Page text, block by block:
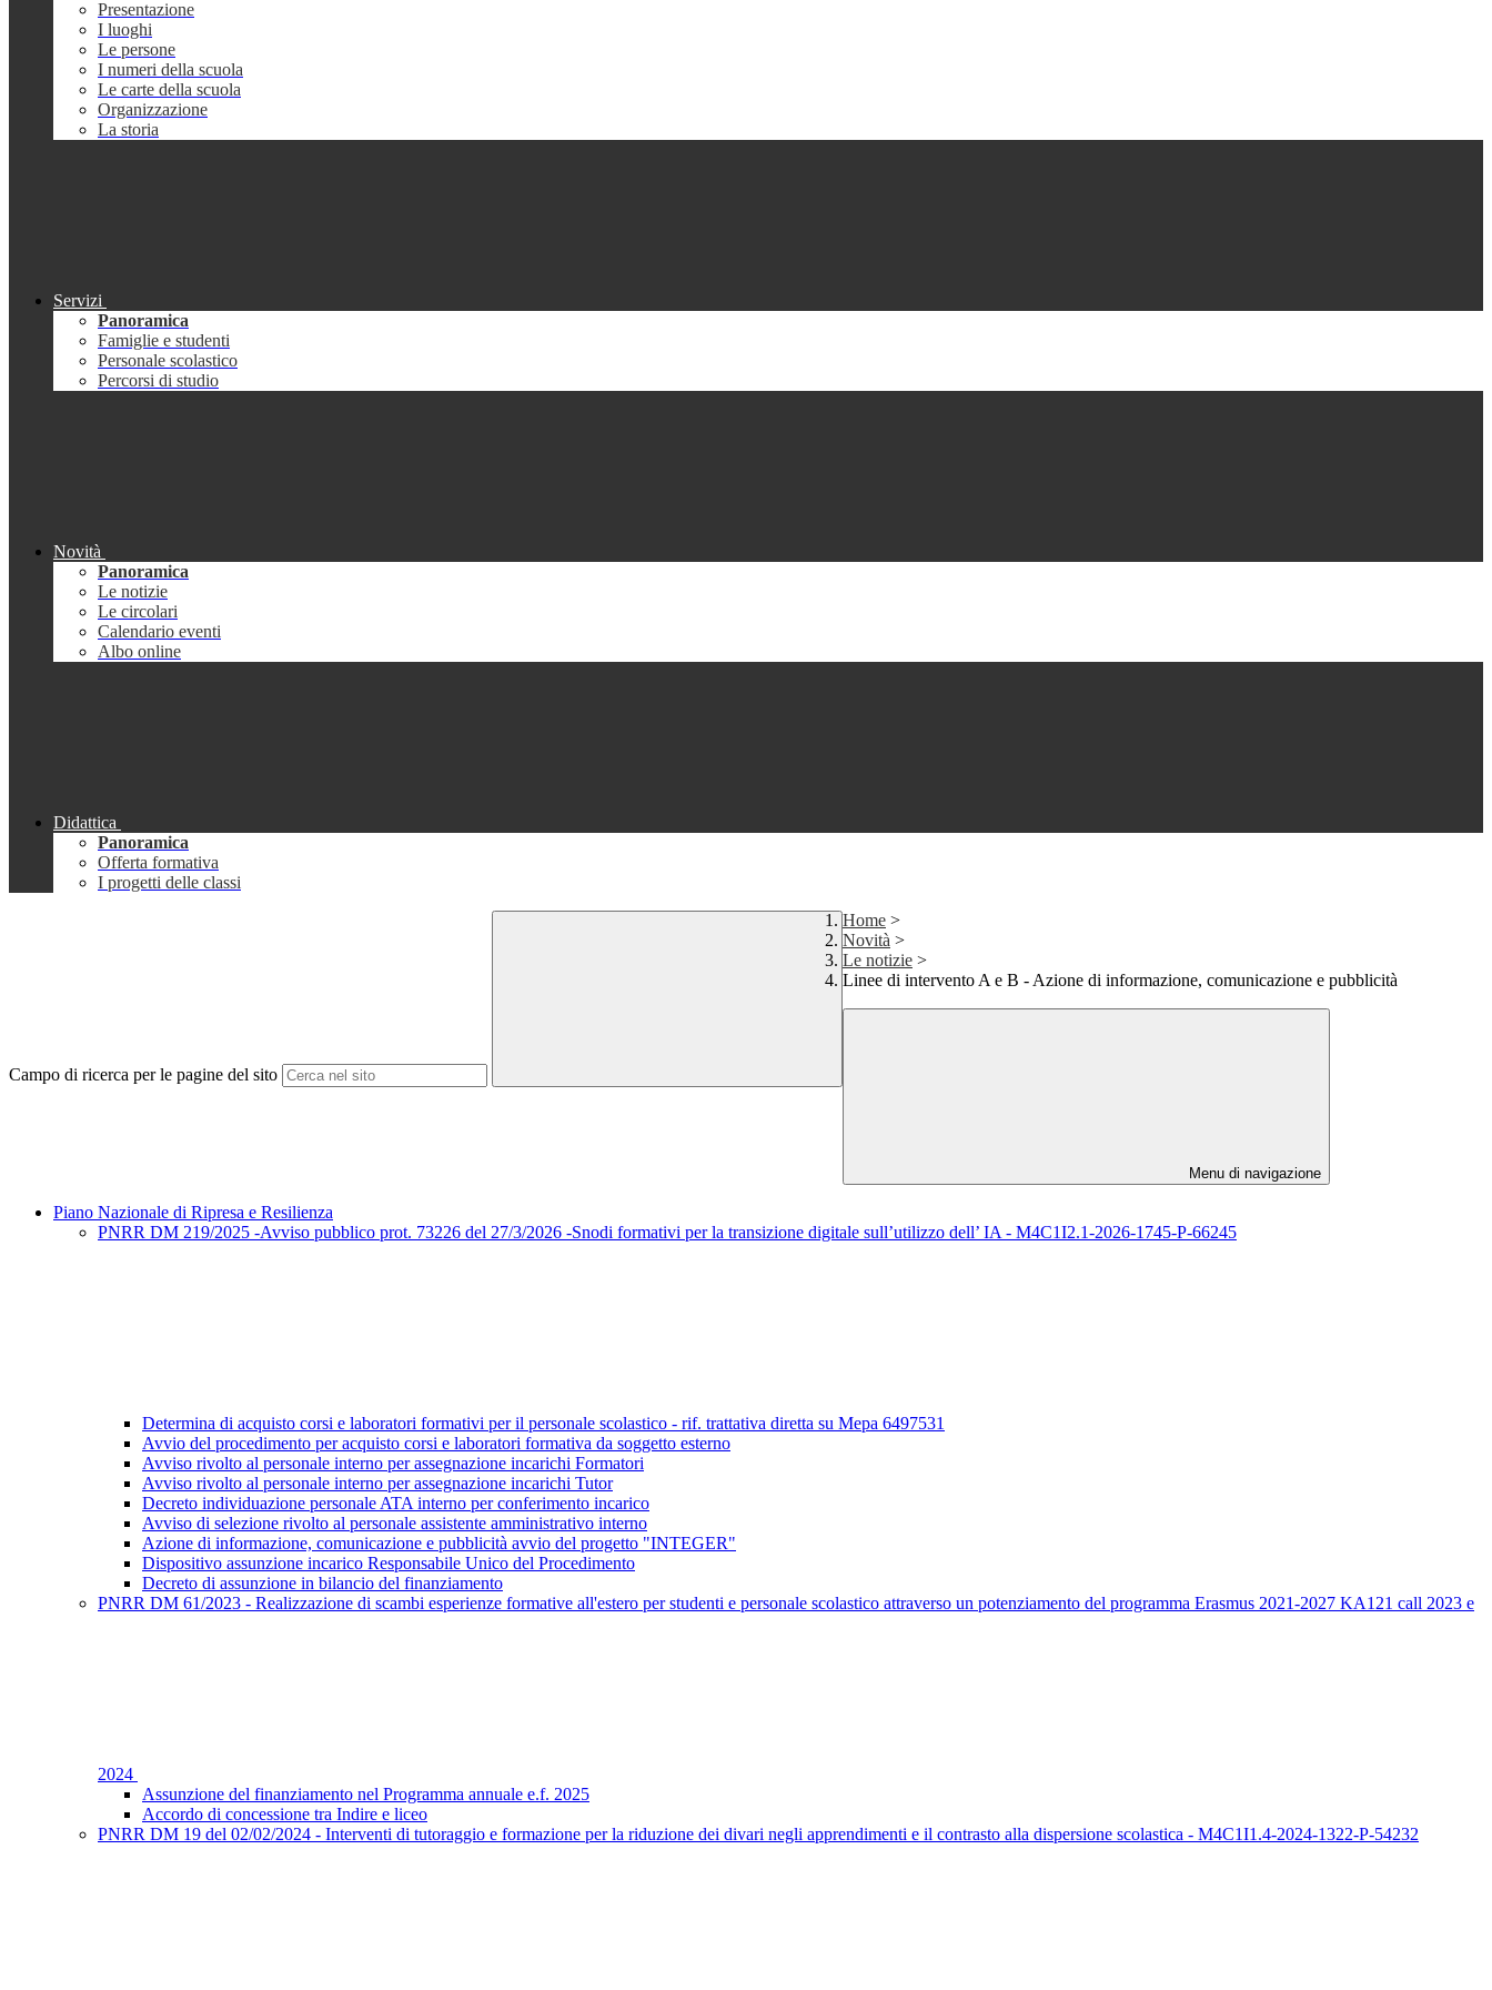
Presentazione
I luoghi
Le persone
I numeri della scuola
Le carte della scuola
Organizzazione
La storia
Servizi
Panoramica
Famiglie e studenti
Personale scolastico
Percorsi di studio
Novità
Panoramica
Le notizie
Le circolari
Calendario eventi
Albo online
Didattica
Panoramica
Offerta formativa
I progetti delle classi
Campo di ricerca per le pagine del sito
Home >
Novità >
Le notizie >
Linee di intervento A e B - Azione di informazione, comunicazione e pubblicità
Menu di navigazione
Piano Nazionale di Ripresa e Resilienza
PNRR DM 219/2025 -Avviso pubblico prot. 73226 del 27/3/2026 -Snodi formativi per la transizione digitale sull’utilizzo dell’ IA - M4C1I2.1-2026-1745-P-66245
Determina di acquisto corsi e laboratori formativi per il personale scolastico - rif. trattativa diretta su Mepa 6497531
Avvio del procedimento per acquisto corsi e laboratori formativa da soggetto esterno
Avviso rivolto al personale interno per assegnazione incarichi Formatori
Avviso rivolto al personale interno per assegnazione incarichi Tutor
Decreto individuazione personale ATA interno per conferimento incarico
Avviso di selezione rivolto al personale assistente amministrativo interno
Azione di informazione, comunicazione e pubblicità avvio del progetto "INTEGER"
Dispositivo assunzione incarico Responsabile Unico del Procedimento
Decreto di assunzione in bilancio del finanziamento
PNRR DM 61/2023 - Realizzazione di scambi esperienze formative all'estero per studenti e personale scolastico attraverso un potenziamento del programma Erasmus 2021-2027 KA121 call 2023 e
2024
Assunzione del finanziamento nel Programma annuale e.f. 2025
Accordo di concessione tra Indire e liceo
PNRR DM 19 del 02/02/2024 - Interventi di tutoraggio e formazione per la riduzione dei divari negli apprendimenti e il contrasto alla dispersione scolastica - M4C1I1.4-2024-1322-P-54232